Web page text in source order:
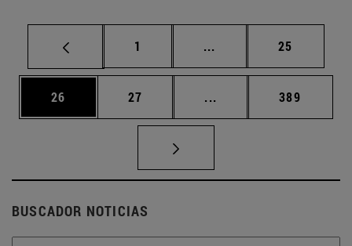
Página
1 ... Páginas intermedias
Página
25
Página
26 Página
27 ... Páginas intermedias
Página
389
BUSCADOR NOTICIAS